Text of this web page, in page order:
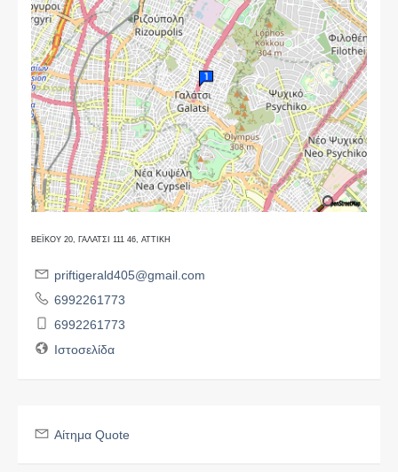
ΒΕΪΚΟΥ 20, ΓΑΛΑΤΣΙ 111 46, ΑΤΤΙΚΗ
priftigerald405@gmail.com
6992261773
6992261773
Ιστοσελίδα
Αίτημα Quote